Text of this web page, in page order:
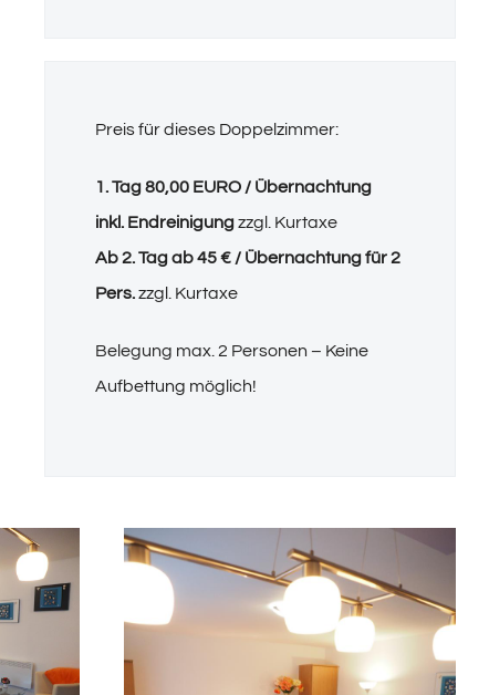
Preis für dieses Doppelzimmer:
1. Tag 80,00 EURO / Übernachtung
inkl. Endreinigungzzgl. Kurtaxe
Ab 2. Tag ab 45 € / Übernachtung für 2
Pers.zzgl. Kurtaxe
Belegung max. 2 Personen – Keine
Aufbettung möglich!